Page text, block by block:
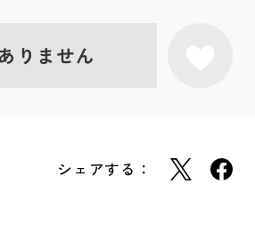
りません
シェアする：